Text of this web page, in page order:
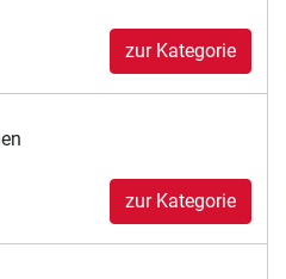
zur Kategorie
zur Kategorie